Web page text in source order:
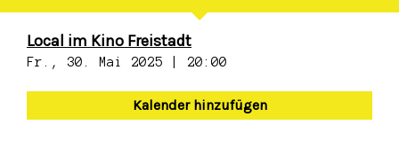
Local im Kino Freistadt
Fr., 30. Mai 2025 | 20:00
Kalender hinzufügen